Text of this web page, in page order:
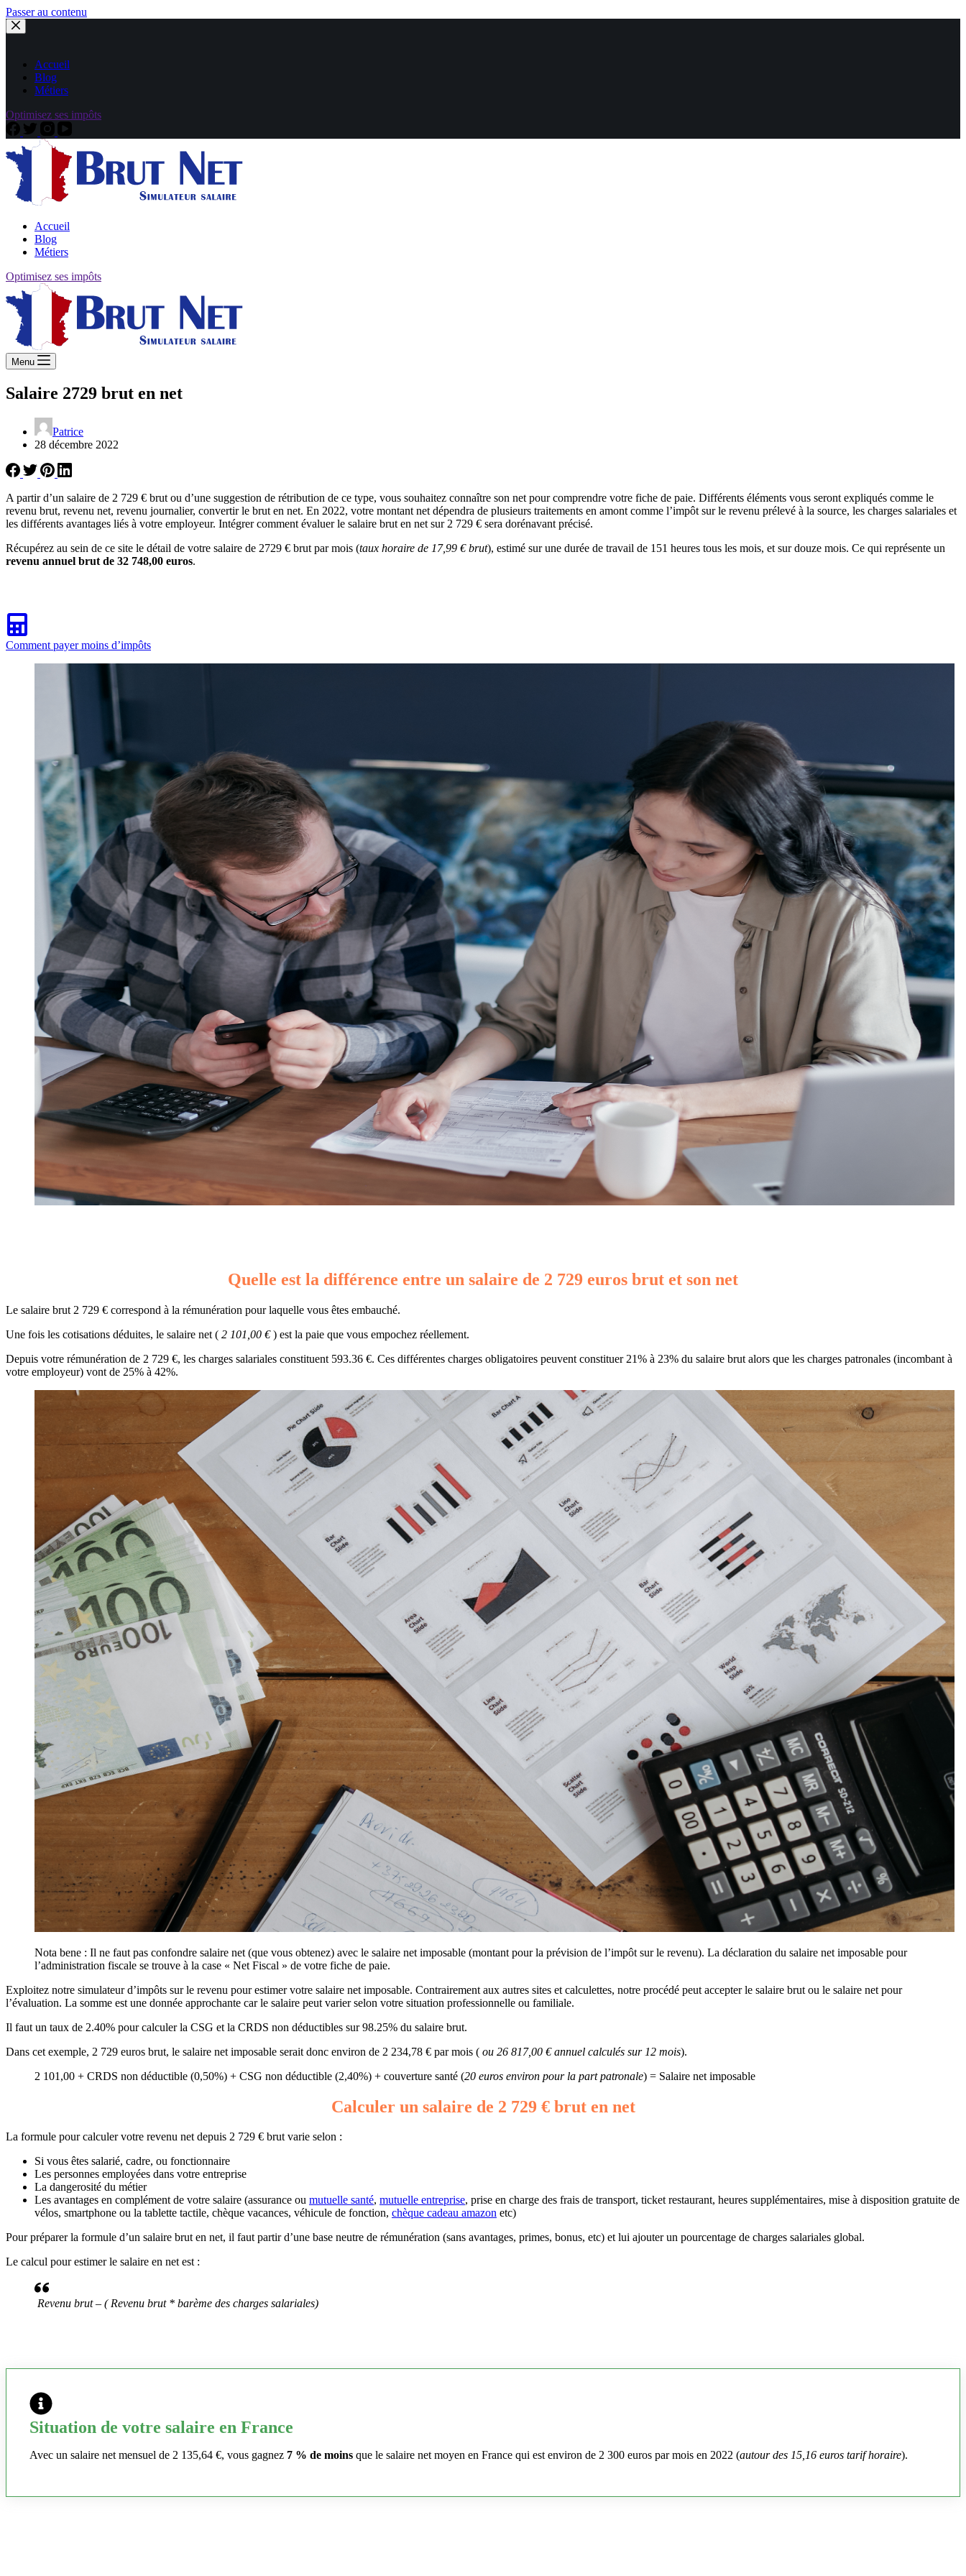
Passer au contenu
Accueil
Blog
Métiers
Optimisez ses impôts
Accueil
Blog
Métiers
Optimisez ses impôts
Menu
Salaire 2729 brut en net
Patrice
28 décembre 2022
A partir d’un salaire de 2 729 € brut ou d’une suggestion de rétribution de ce type, vous souhaitez connaître son net pour comprendre votre fiche de paie. Différents éléments vous seront expliqués comme le
revenu brut, revenu net, revenu journalier, convertir le brut en net. En 2022, votre montant net dépendra de plusieurs traitements en amont comme l’impôt sur le revenu prélevé à la source, les charges salariales et
les différents avantages liés à votre employeur. Intégrer comment évaluer le salaire brut en net sur 2 729 € sera dorénavant précisé.
Récupérez au sein de ce site le détail de votre salaire de 2729 € brut par mois (taux horaire de 17,99 € brut), estimé sur une durée de travail de 151 heures tous les mois, et sur douze mois. Ce qui représente un
revenu annuel brut de 32 748,00 euros.
Comment payer moins d’impôts
Quelle est la différence entre un salaire de 2 729 euros brut et son net
Le salaire brut 2 729 € correspond à la rémunération pour laquelle vous êtes embauché.
Une fois les cotisations déduites, le salaire net ( 2 101,00 €) est la paie que vous empochez réellement.
Depuis votre rémunération de 2 729 €, les charges salariales constituent 593.36 €. Ces différentes charges obligatoires peuvent constituer 21% à 23% du salaire brut alors que les charges patronales (incombant à
votre employeur) vont de 25% à 42%.
Nota bene : Il ne faut pas confondre salaire net (que vous obtenez) avec le salaire net imposable (montant pour la prévision de l’impôt sur le revenu). La déclaration du salaire net imposable pour
l’administration fiscale se trouve à la case « Net Fiscal » de votre fiche de paie.
Exploitez notre simulateur d’impôts sur le revenu pour estimer votre salaire net imposable. Contrairement aux autres sites et calculettes, notre procédé peut accepter le salaire brut ou le salaire net pour
l’évaluation. La somme est une donnée approchante car le salaire peut varier selon votre situation professionnelle ou familiale.
Il faut un taux de 2.40% pour calculer la CSG et la CRDS non déductibles sur 98.25% du salaire brut.
Dans cet exemple, 2 729 euros brut, le salaire net imposable serait donc environ de 2 234,78 € par mois ( ou 26 817,00 € annuel calculés sur 12 mois).
2 101,00 + CRDS non déductible (0,50%) + CSG non déductible (2,40%) + couverture santé (20 euros environ pour la part patronale) = Salaire net imposable
Calculer un salaire de 2 729 € brut en net
La formule pour calculer votre revenu net depuis 2 729 € brut varie selon :
Si vous êtes salarié, cadre, ou fonctionnaire
Les personnes employées dans votre entreprise
La dangerosité du métier
Les avantages en complément de votre salaire (assurance ou mutuelle santé, mutuelle entreprise, prise en charge des frais de transport, ticket restaurant, heures supplémentaires, mise à disposition gratuite de
vélos, smartphone ou la tablette tactile, chèque vacances, véhicule de fonction, chèque cadeau amazon etc)
Pour préparer la formule d’un salaire brut en net, il faut partir d’une base neutre de rémunération (sans avantages, primes, bonus, etc) et lui ajouter un pourcentage de charges salariales global.
Le calcul pour estimer le salaire en net est :
Revenu brut – ( Revenu brut * barème des charges salariales)
Situation de votre salaire en France
Avec un salaire net mensuel de 2 135,64 €, vous gagnez 7 % de moins que le salaire net moyen en France qui est environ de 2 300 euros par mois en 2022 (autour des 15,16 euros tarif horaire).